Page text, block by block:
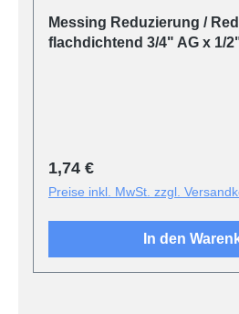
Messing Reduzierung /
flachdichtend 3/4" AG x 1/
Regulärer Preis:
1,74 €
Preise inkl. MwSt. zzgl.
In den